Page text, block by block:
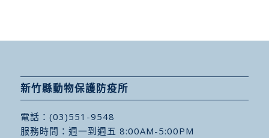
新竹縣動物保護防疫所
電話： (03)551-9548
服務時間：週一到週五 8:00AM-5:00PM